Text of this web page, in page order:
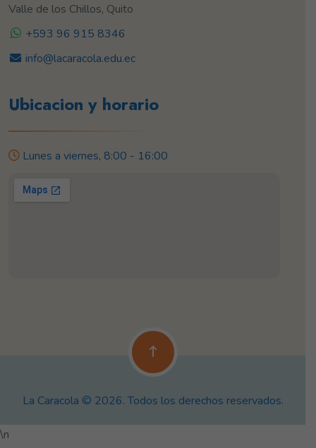
Valle de los Chillos, Quito
+593 96 915 8346
info@lacaracola.edu.ec
Ubicacion y horario
Lunes a viernes, 8:00 - 16:00
La Caracola © 2026. Todos los derechos reservados.
\n